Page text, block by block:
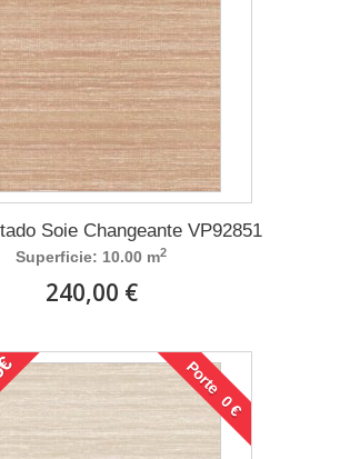
Soie Changeante VP92851
Superficie: 10.00 m2
240,00 €
Porte 0 €